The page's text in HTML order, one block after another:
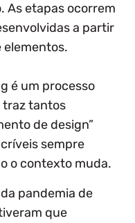
As etapas ocorrem
a partir
é um processo
traz tantos
de design”
sempre
o contexto muda.
pandemia de
que